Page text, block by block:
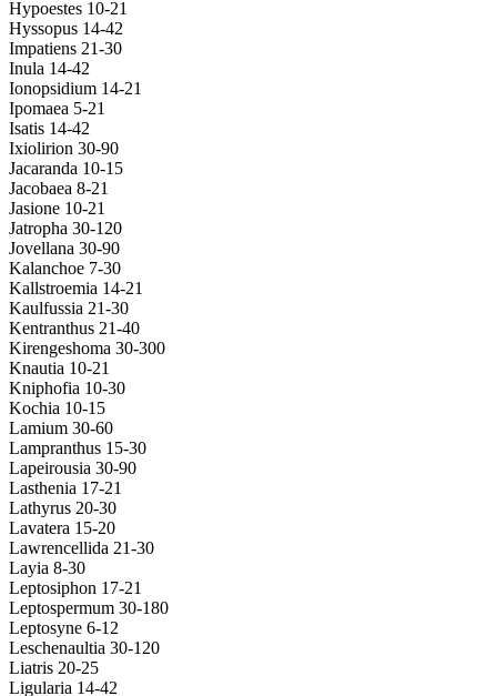
Hypoestes 10-21
Hyssopus 14-42
Impatiens 21-30
Inula 14-42
Ionopsidium 14-21
Ipomaea 5-21
Isatis 14-42
Ixiolirion 30-90
Jacaranda 10-15
Jacobaea 8-21
Jasione 10-21
Jatropha 30-120
Jovellana 30-90
Kalanchoe 7-30
Kallstroemia 14-21
Kaulfussia 21-30
Kentranthus 21-40
Kirengeshoma 30-300
Knautia 10-21
Kniphofia 10-30
Kochia 10-15
Lamium 30-60
Lampranthus 15-30
Lapeirousia 30-90
Lasthenia 17-21
Lathyrus 20-30
Lavatera 15-20
Lawrencellida 21-30
Layia 8-30
Leptosiphon 17-21
Leptospermum 30-180
Leptosyne 6-12
Leschenaultia 30-120
Liatris 20-25
Ligularia 14-42